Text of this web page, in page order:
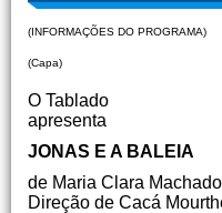
(INFORMAÇÕES DO PROGRAMA)
(Capa)
O Tablado
apresenta
JONAS E A BALEIA
de Maria Clara
Direção de Cacá